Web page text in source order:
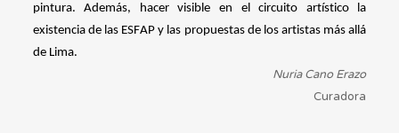
pintura. Además, hacer visible en el circuito artístico la
existencia de las ESFAP y las propuestas de los artistas más allá
de Lima.
Nuria Cano Erazo
Curadora